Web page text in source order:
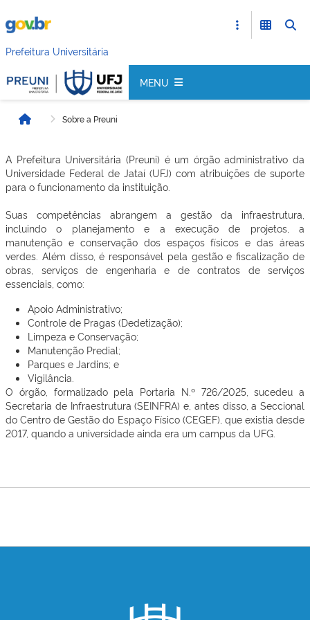
Prefeitura Universitária
MENU
Início Sobre a Preuni
A Prefeitura Universitária (Preuni) é um órgão administrativo da
Universidade Federal de Jataí (UFJ) com atribuições de suporte
para o funcionamento da instituição.
Suas competências abrangem a gestão da infraestrutura,
incluindo o planejamento e a execução de projetos, a
manutenção e conservação dos espaços físicos e das áreas
verdes. Além disso, é responsável pela gestão e fiscalização de
obras, serviços de engenharia e de contratos de serviços
essenciais, como:
Apoio Administrativo;
Controle de Pragas (Dedetização);
Limpeza e Conservação;
Manutenção Predial;
Parques e Jardins; e
Vigilância.
O órgão, formalizado pela Portaria N.º 726/2025, sucedeu a
Secretaria de Infraestrutura (SEINFRA) e, antes disso, a Seccional
do Centro de Gestão do Espaço Físico (CEGEF), que existia desde
2017, quando a universidade ainda era um campus da UFG.